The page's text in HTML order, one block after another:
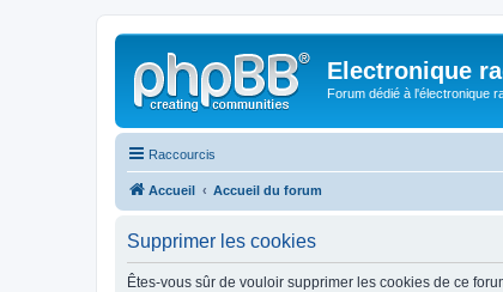
Electronique
Forum dédié à l'électronique
Raccourcis
Accueil Accueil du forum
Supprimer les cookies
Êtes-vous sûr de vouloir supprimer les cookies de ce